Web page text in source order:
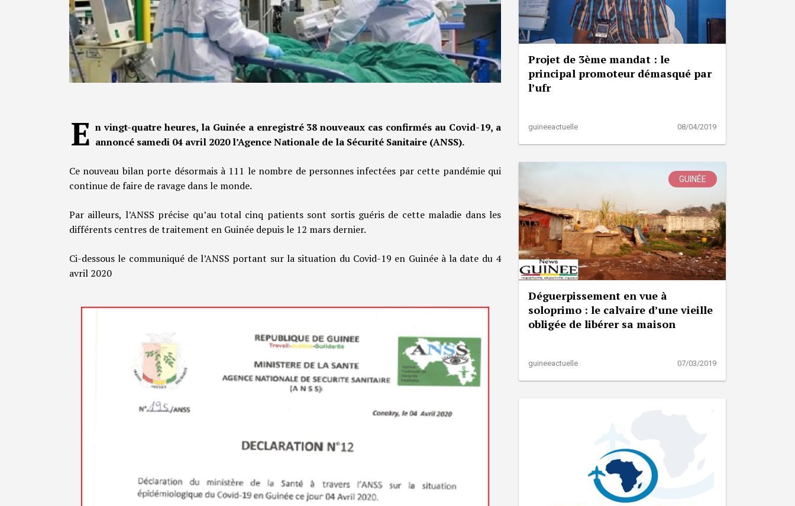
E n vingt-quatre heures, la Guinée a enregistré 38 nouveaux cas confirmés au Covid-19, a
annoncé samedi 04 avril 2020 l’Agence Nationale de la Sécurité Sanitaire (ANSS).
Ce nouveau bilan porte désormais à 111 le nombre de personnes infectées par cette pandémie qui
continue de faire de ravage dans le monde.
Par ailleurs, l’ANSS précise qu’au total cinq patients sont sortis guéris de cette maladie dans les
différents centres de traitement en Guinée depuis le 12 mars dernier.
Ci-dessous le communiqué de l’ANSS portant sur la situation du Covid-19 en Guinée à la date du 4
avril 2020
Projet de 3ème mandat : le
principal promoteur démasqué par
l’ufr
guineeactuelle 08/04/2019
GUINÉE
Déguerpissement en vue à
soloprimo : le calvaire d’une vieille
obligée de libérer sa maison
guineeactuelle 07/03/2019